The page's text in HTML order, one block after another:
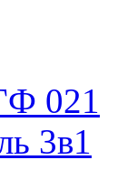
021
3в1